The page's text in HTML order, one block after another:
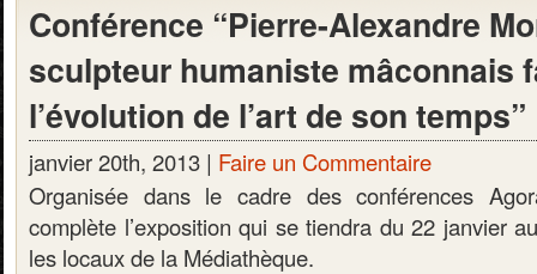
Conférence “Pierre-Alexandre
sculpteur humaniste mâconnais
l’évolution de l’art de son temps”
janvier 20th, 2013 | Faire un Commentaire
Organisée dans le cadre des conférences
complète l’exposition qui se tiendra du 22 janvier
les locaux de la Médiathèque.